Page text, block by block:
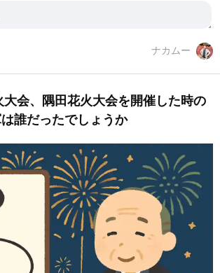
ナカムー
大会、隅田花火大会を開催した時の
誰だったでしょうか